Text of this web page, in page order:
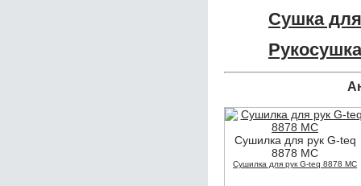
Сушка
Сушилка для рук G-teq
8878 MC
Сушилка для рук G-teq 8878 MC